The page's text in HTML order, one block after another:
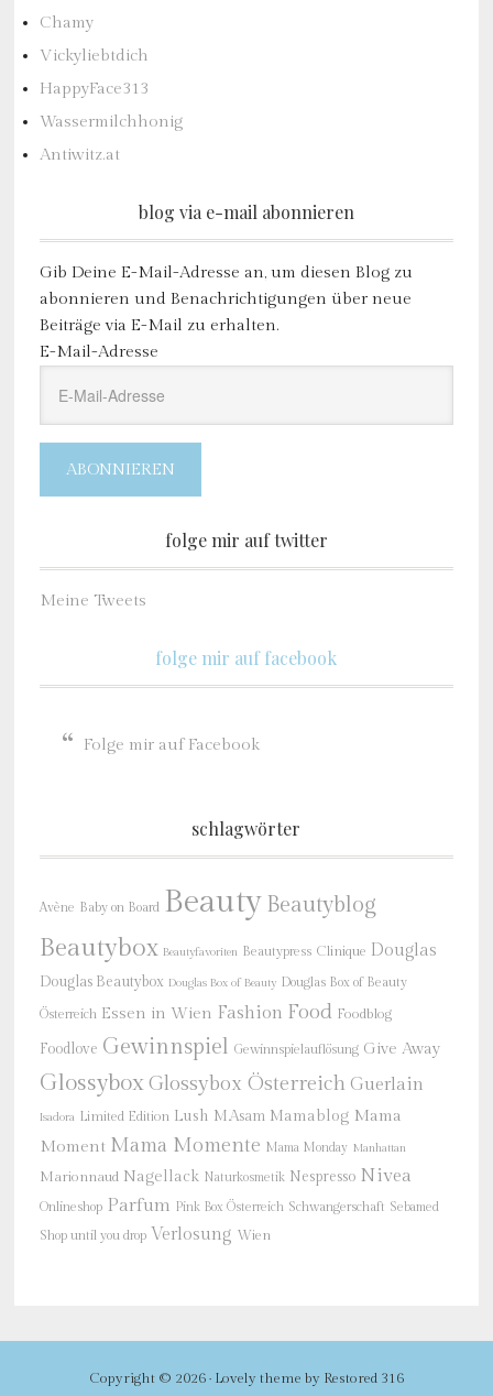
Chamy
Vickyliebtdich
HappyFace313
Wassermilchhonig
Antiwitz.at
blog via e-mail abonnieren
Gib Deine E-Mail-Adresse an, um diesen Blog zu
abonnieren und Benachrichtigungen über neue
Beiträge via E-Mail zu erhalten.
E-Mail-Adresse
ABONNIEREN
folge mir auf twitter
Meine Tweets
folge mir auf facebook
Folge mir auf Facebook
schlagwörter
Avène Baby on Board Beauty Beautyblog
Beautybox Beautyfavoriten Beautypress Clinique Douglas
Douglas Beautybox Douglas Box of Beauty Douglas Box of Beauty
Österreich Essen in Wien Fashion Food Foodblog
Foodlove Gewinnspiel Gewinnspielauflösung Give Away
GlossyboxGlossybox Österreich Guerlain
Isadora Limited Edition Lush M.Asam Mamablog Mama
Moment Mama Momente Mama Monday Manhattan
Marionnaud Nagellack Naturkosmetik Nespresso Nivea
Onlineshop Parfum Pink Box Österreich Schwangerschaft Sebamed
Shop until you drop Verlosung Wien
Copyright © 2026 · Lovely theme by Restored 316